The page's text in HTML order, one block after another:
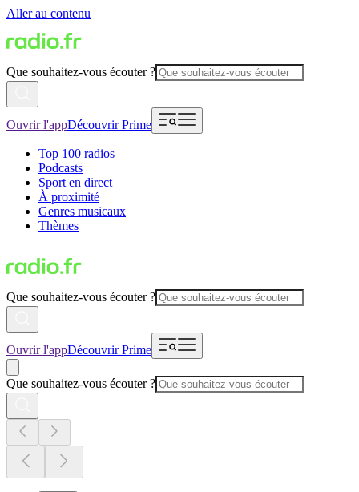
Aller au contenu
Que souhaitez-vous écouter ?
Ouvrir l'appDécouvrir Prime
Top 100 radios
Podcasts
Sport en direct
À proximité
Genres musicaux
Thèmes
Que souhaitez-vous écouter ?
Ouvrir l'appDécouvrir Prime
Que souhaitez-vous écouter ?